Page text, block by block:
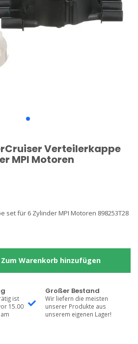
Verteilerkappe
MPI Motoren
set für 6 Zylinder MPI Motoren 898253T28
Zum Warenkorb hinzufügen
ist
15.00
Großer Bestand
Wir liefern die meisten
unserer Produkte aus
unserem eigenen Lager!